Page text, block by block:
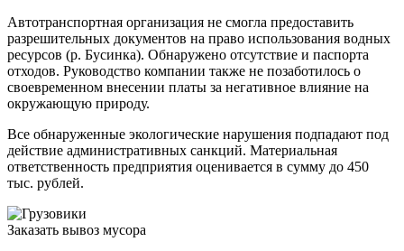
Автотранспортная организация не смогла предоставить
разрешительных документов на право использования водных
ресурсов (р. Бусинка). Обнаружено отсутствие и паспорта
отходов. Руководство компании также не позаботилось о
своевременном внесении платы за негативное влияние на
окружающую природу.
Все обнаруженные экологические нарушения подпадают под
действие административных санкций. Материальная
ответственность предприятия оценивается в сумму до 450
тыс. рублей.
Заказать вывоз мусора